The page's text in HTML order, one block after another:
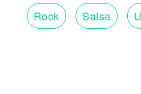
Rock Salsa